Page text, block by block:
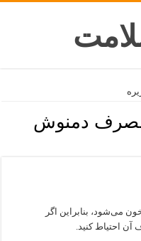
دمنوش
می‌شود، بنابراین اگر
احتیاط کنید.